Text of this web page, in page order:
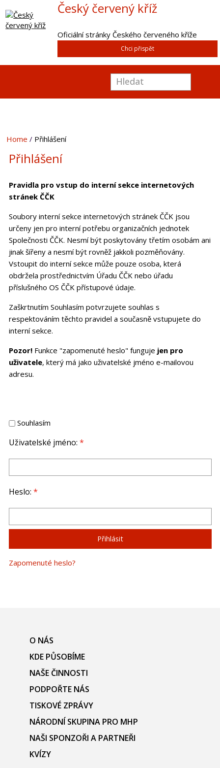
Český červený kříž
Oficiální stránky Českého červeného kříže
Chci přispět
Home Přihlášení
Přihlášení
Pravidla pro vstup do interní sekce internetových
stránek ČČK
Soubory interní sekce internetových stránek ČČK jsou
určeny jen pro interní potřebu organizačních jednotek
Společnosti ČČK. Nesmí být poskytovány třetím osobám ani
jinak šířeny a nesmí být rovněž jakkoli pozměňovány.
Vstoupit do interní sekce může pouze osoba, která
obdržela prostřednictvím Úřadu ČČK nebo úřadu
příslušného OS ČČK přístupové údaje.
Zaškrtnutím Souhlasím potvrzujete souhlas s
respektováním těchto pravidel a současně vstupujete do
interní sekce.
Pozor!Funkce "zapomenuté heslo" funguje jen pro
uživatele, který má jako uživatelské jméno e-mailovou
adresu.
Souhlasím
Uživatelské jméno: *
Heslo: *
Zapomenuté heslo?
O NÁS
KDE PŮSOBÍME
NAŠE ČINNOSTI
PODPOŘTE NÁS
TISKOVÉ ZPRÁVY
NÁRODNÍ SKUPINA PRO MHP
NAŠI SPONZOŘI A PARTNEŘI
KVÍZY